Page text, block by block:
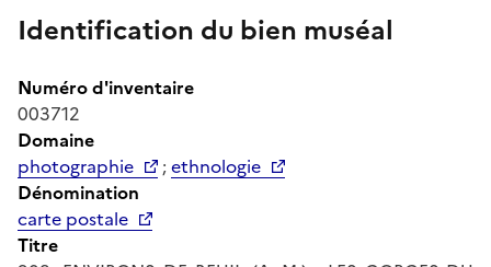
Identification du bien muséal
Numéro d'inventaire
003712
Domaine
photographie
;ethnologie
Dénomination
carte postale
Titre